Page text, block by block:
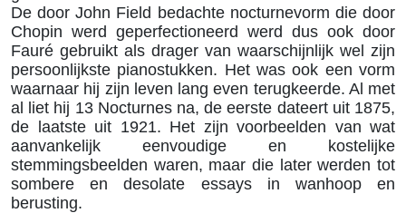
De door John Field bedachte nocturnevorm die door
Chopin werd geperfectioneerd werd dus ook door
Fauré gebruikt als drager van waarschijnlijk wel zijn
persoonlijkste pianostukken. Het was ook een vorm
waarnaar hij zijn leven lang even terugkeerde. Al met
al liet hij 13 Nocturnes na, de eerste dateert uit 1875,
de laatste uit 1921. Het zijn voorbeelden van wat
aanvankelijk eenvoudige en kostelijke
stemmingsbeelden waren, maar die later werden tot
sombere en desolate essays in wanhoop en
berusting.